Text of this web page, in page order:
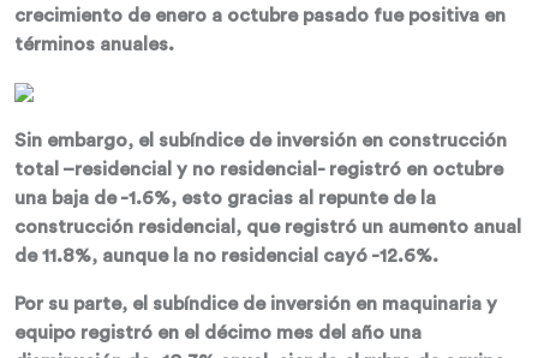
crecimiento de enero a octubre pasado fue positiva en
términos anuales.
Sin embargo, el subíndice de inversión en construcción
total –residencial y no residencial- registró en octubre
una baja de -1.6%, esto gracias al repunte de la
construcción residencial, que registró un aumento anual
de 11.8%, aunque la no residencial cayó -12.6%.
Por su parte, el subíndice de inversión en maquinaria y
equipo registró en el décimo mes del año una